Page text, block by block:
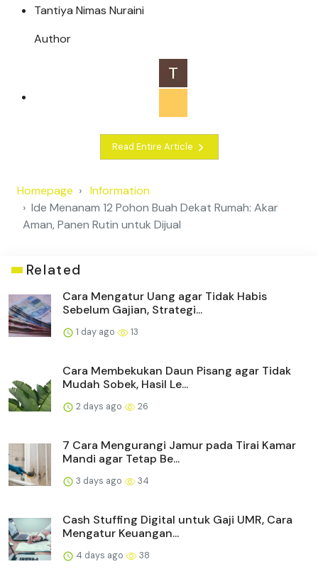
Tantiya Nimas Nuraini
Author
Read Entire Article
Homepage
Information
Ide Menanam 12 Pohon Buah Dekat Rumah: Akar
Aman, Panen Rutin untuk Dijual
Related
Cara Mengatur Uang agar Tidak Habis
Sebelum Gajian, Strategi...
1 day ago 13
Cara Membekukan Daun Pisang agar Tidak
Mudah Sobek, Hasil Le...
2 days ago 26
7 Cara Mengurangi Jamur pada Tirai Kamar
Mandi agar Tetap Be...
3 days ago 34
Cash Stuffing Digital untuk Gaji UMR, Cara
Mengatur Keuangan...
4 days ago 38